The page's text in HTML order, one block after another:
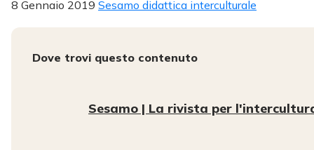
8 Gennaio 2019 Sesamo didattica interculturale
Dove trovi questo contenuto
Sesamo | La rivista per